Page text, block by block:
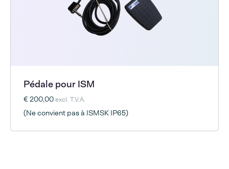
Pédale pour ISM
€ 200,00excl. T.V.A.
(Ne convient pas à ISMSK IP65)